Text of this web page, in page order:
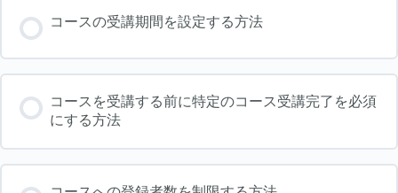
コースの受講期間を設定する方法
コースを受講する前に特定のコース受講完了を必須
にする方法